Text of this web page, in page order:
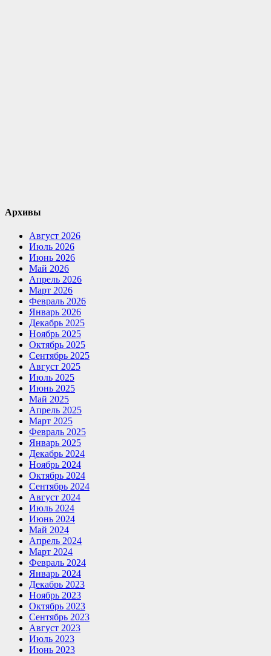
Архивы
Август 2026
Июль 2026
Июнь 2026
Май 2026
Апрель 2026
Март 2026
Февраль 2026
Январь 2026
Декабрь 2025
Ноябрь 2025
Октябрь 2025
Сентябрь 2025
Август 2025
Июль 2025
Июнь 2025
Май 2025
Апрель 2025
Март 2025
Февраль 2025
Январь 2025
Декабрь 2024
Ноябрь 2024
Октябрь 2024
Сентябрь 2024
Август 2024
Июль 2024
Июнь 2024
Май 2024
Апрель 2024
Март 2024
Февраль 2024
Январь 2024
Декабрь 2023
Ноябрь 2023
Октябрь 2023
Сентябрь 2023
Август 2023
Июль 2023
Июнь 2023